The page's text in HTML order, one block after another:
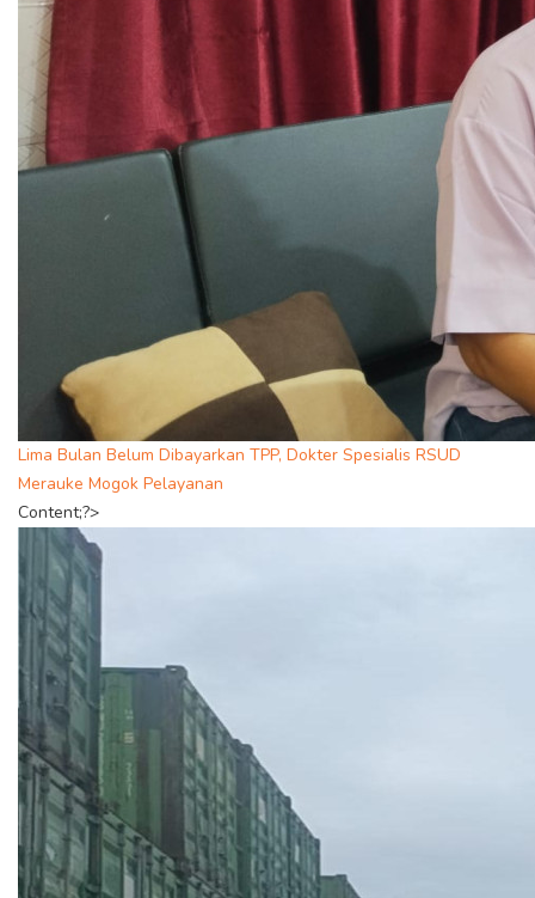
Lima Bulan Belum Dibayarkan TPP, Dokter Spesialis RSUD
Merauke Mogok Pelayanan
Content;?>